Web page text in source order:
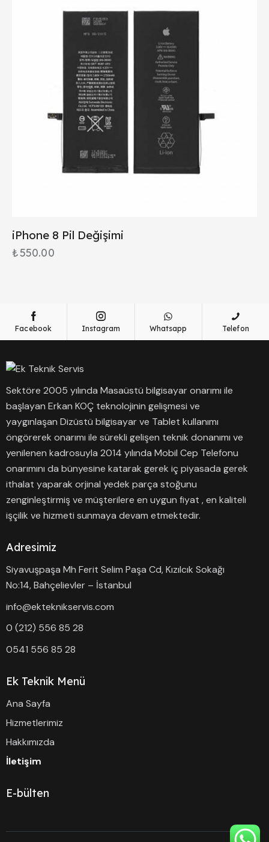
iPhone 8 Pil Değişimi
₺550.00
Facebook Instagram Whatsapp Telefon
Sektöre 2005 yılında Masaüstü bilgisayar onarımı ile
başlayan Erkan KOÇ teknolojinin gelişmesi ve
yaygınlaşan Dizüstü bilgisayar ve Tablet kullanımı
öngörerek onarımı ile sürekli gelişen teknik donanımı ve
yenilenen kadrosuyla 2014 yılında Mobil Cep Telefonu
onarımını da bünyesine katarak gerek iç piyasada gerek
ithalat yaparak orjinal yedek parça stoğunu
zenginleştirmiş ve müşterilere en uygun fiyat , en kaliteli
işçilik ve hizmeti sunmaya devam etmektedir.
Adresimiz
Siyavuşpaşa Mh Ferit Selim Paşa Cd, Kızılcık Sokağı
No:14, Bahçelievler – İstanbul
info@ekteknikservis.com
0 (212) 556 85 28
0541 556 85 28
Ek Teknik Menü
Ana Sayfa
Hizmetlerimiz
Hakkımızda
İletişim
E-bülten